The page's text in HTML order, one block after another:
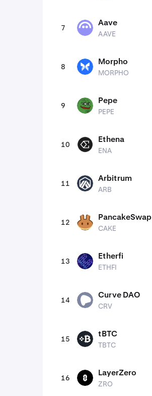
7 AAVE Aave
AAVE
8 MORPHO Morpho
MORPHO
9 PEPE Pepe
PEPE
10 ENA Ethena
ENA
11 ARB Arbitrum
ARB
12 CAKE PancakeSwap
CAKE
13 ETHFI Etherfi
ETHFI
14 Curve DAO
CRV
15 TBTC tBTC
TBTC
16 ZRO LayerZero
ZRO